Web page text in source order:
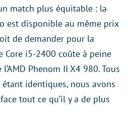
match plus équitable : la
est disponible au même prix
de demander pour la
Core i5-2400 coûte à peine
Phenom II X4 980. Tous
identiques, nous avons
tout ce qu’il y a de plus